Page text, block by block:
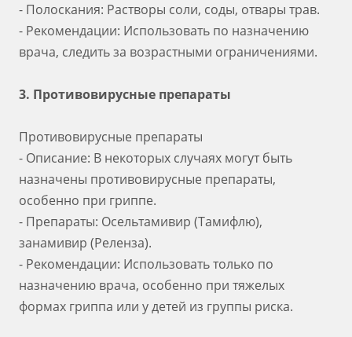
- Полоскания: Растворы соли, соды, отвары трав.
- Рекомендации: Использовать по назначению
врача, следить за возрастными ограничениями.
3. Противовирусные препараты
Противовирусные препараты
- Описание: В некоторых случаях могут быть
назначены противовирусные препараты,
особенно при гриппе.
- Препараты: Осельтамивир (Тамифлю),
занамивир (Реленза).
- Рекомендации: Использовать только по
назначению врача, особенно при тяжелых
формах гриппа или у детей из группы риска.